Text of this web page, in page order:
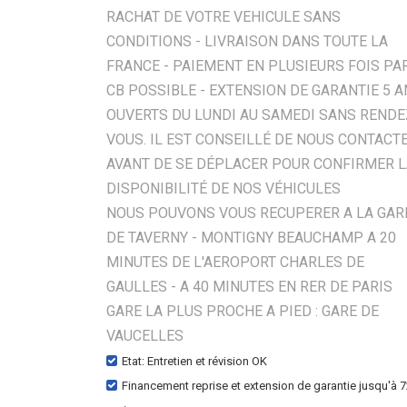
RACHAT DE VOTRE VEHICULE SANS
CONDITIONS - LIVRAISON DANS TOUTE LA
FRANCE - PAIEMENT EN PLUSIEURS FOIS
CB POSSIBLE - EXTENSION DE GARANTIE 5
OUVERTS DU LUNDI AU SAMEDI SANS
VOUS. IL EST CONSEILLÉ DE NOUS
AVANT DE SE DÉPLACER POUR CONFIRMER
DISPONIBILITÉ DE NOS VÉHICULES
NOUS POUVONS VOUS RECUPERER A LA
DE TAVERNY - MONTIGNY BEAUCHAMP A 20
MINUTES DE L'AEROPORT CHARLES DE
GAULLES - A 40 MINUTES EN RER DE PARIS
GARE LA PLUS PROCHE A PIED : GARE DE
VAUCELLES
Etat: Entretien et révision OK
Financement reprise et extension de garantie jusqu'à